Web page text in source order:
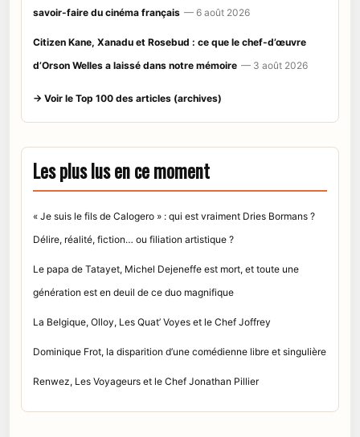
savoir-faire du cinéma français — 6 août 2026
Citizen Kane, Xanadu et Rosebud : ce que le chef-d’œuvre
d’Orson Welles a laissé dans notre mémoire — 3 août 2026
→ Voir le Top 100 des articles (archives)
Les plus lus en ce moment
« Je suis le fils de Calogero » : qui est vraiment Dries Bormans ?
Délire, réalité, fiction… ou filiation artistique ?
Le papa de Tatayet, Michel Dejeneffe est mort, et toute une
génération est en deuil de ce duo magnifique
La Belgique, Olloy, Les Quat’ Voyes et le Chef Joffrey
Dominique Frot, la disparition d’une comédienne libre et singulière
Renwez, Les Voyageurs et le Chef Jonathan Pillier